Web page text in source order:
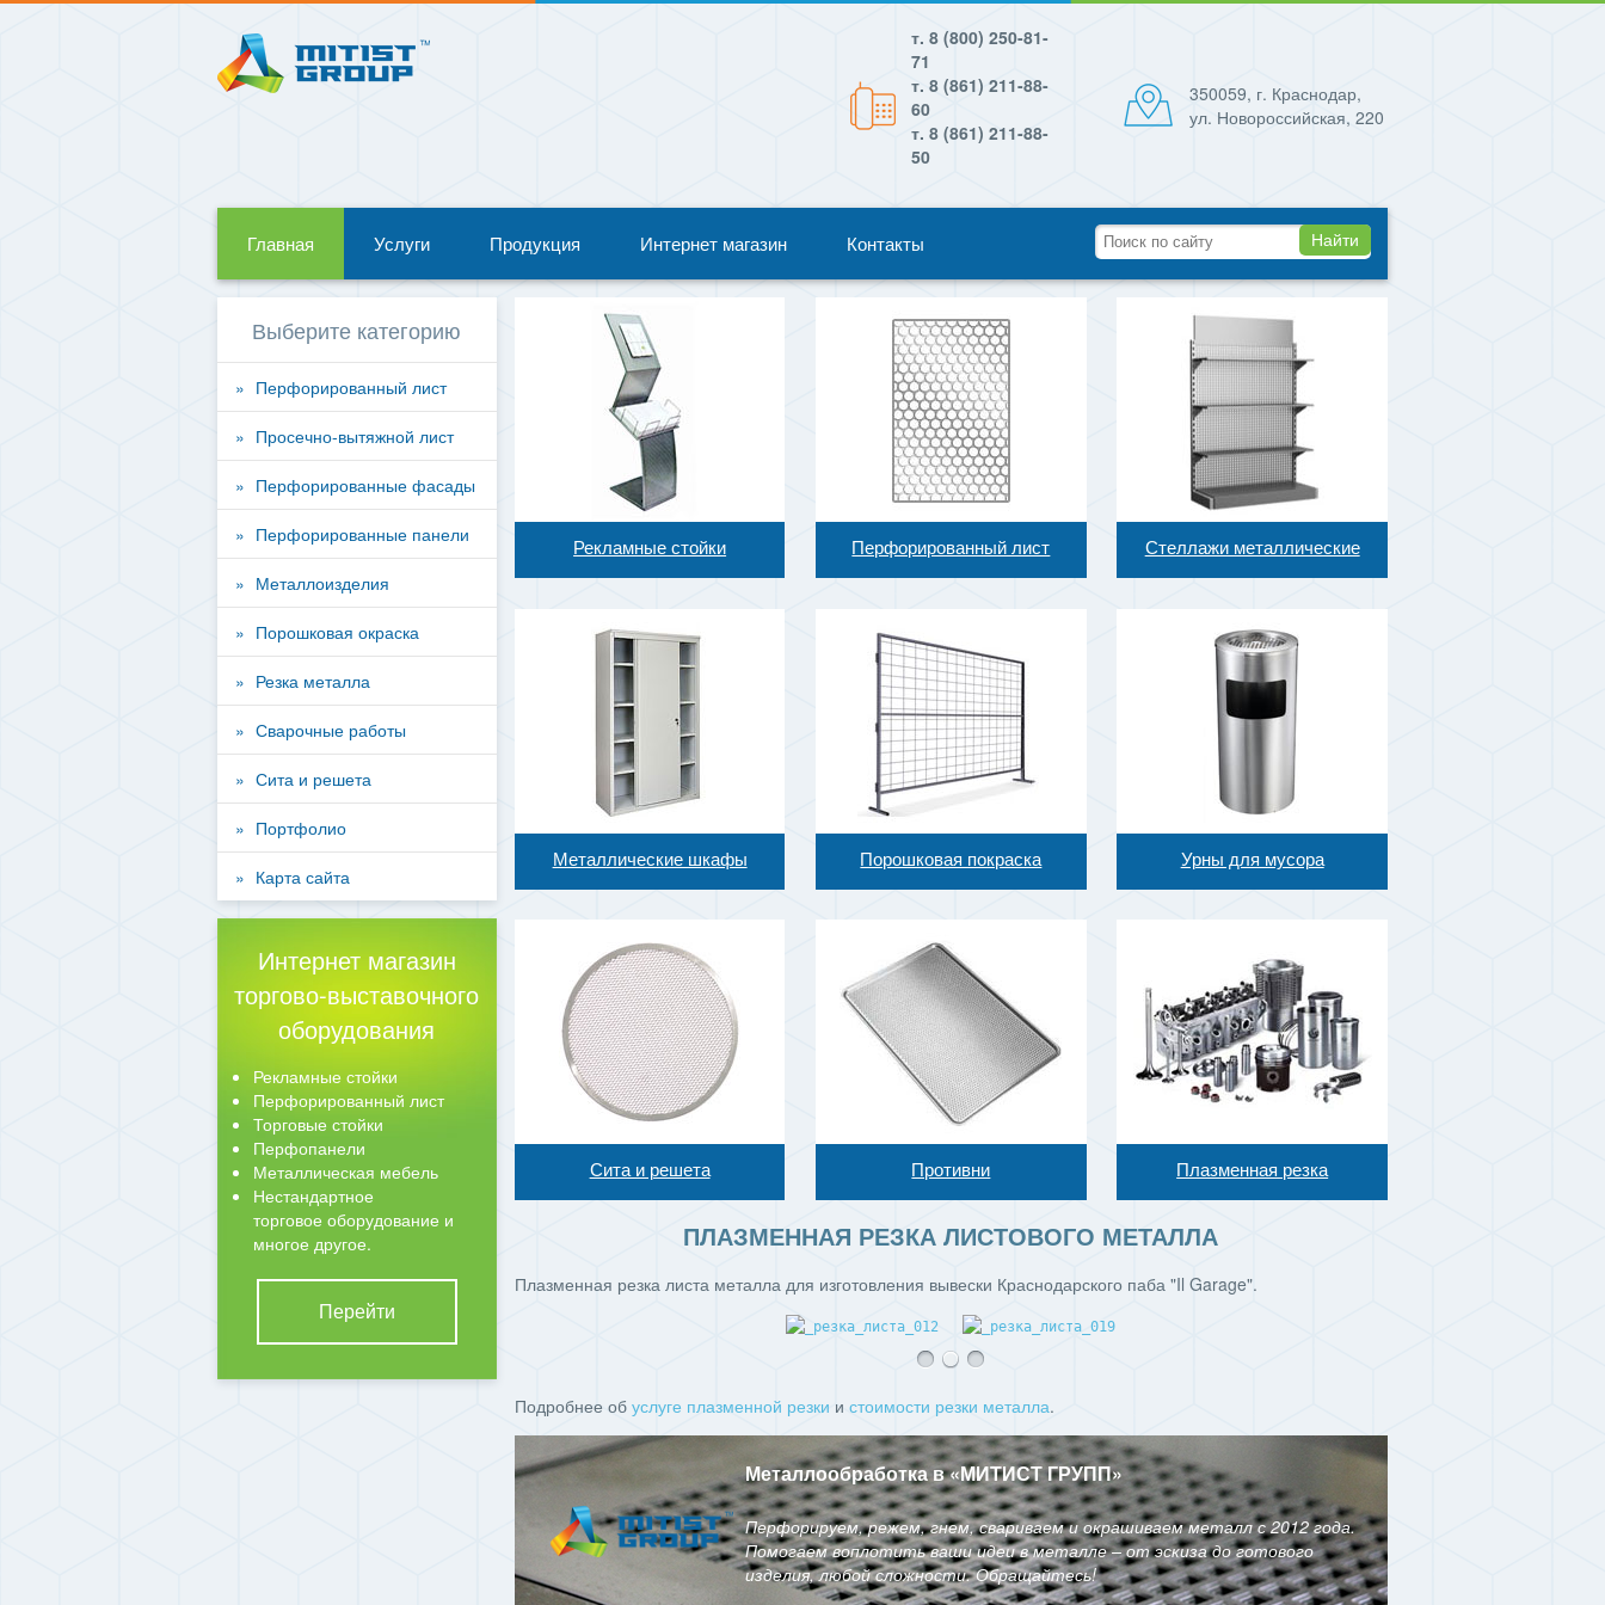
т. 8 (800) 250-81-
71
т. 8 (861) 211-88-
60
т. 8 (861) 211-88-
50
350059, г. Краснодар,
ул. Новороссийская, 220
Главная Услуги Продукция Интернет магазин Контакты Найти
Рекламные стойки Перфорированный лист Стеллажи металлические
Металлические шкафы Порошковая покраска Урны для мусора
Сита и решета Противни Плазменная резка
ПЛАЗМЕННАЯ РЕЗКА ЛИСТОВОГО МЕТАЛЛА
Плазменная резка листа металла для изготовления вывески Краснодарского паба "Il Garage".
Подробнее об услуге плазменной резки и стоимости резки металла.
Металлообработка в«МИТИСТ ГРУПП»
Перфорируем, режем, гнем, свариваем и окрашиваем металл с 2012 года.
Помогаем воплотить ваши идеи в металле – от эскиза до готового
изделия, любой сложности. Обращайтесь!
Выберите категорию
Перфорированный лист
Просечно-вытяжной лист
Перфорированные фасады
Перфорированные панели
Металлоизделия
Порошковая окраска
Резка металла
Сварочные работы
Сита и решета
Портфолио
Карта сайта
Интернет магазин
торгово-выставочного
оборудования
Рекламные стойки
Перфорированный лист
Торговые стойки
Перфопанели
Металлическая мебель
Нестандартное
торговое оборудование и
многое другое.
Перейти